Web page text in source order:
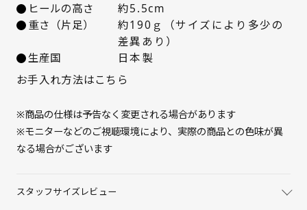
ヒールの高さ
約5.5cm
重さ（片足）
約190ｇ（サイズにより多少の
差異あり）
生産国
日本製
お手入れ方法はこちら
※商品の仕様は予告なく変更される場合があります
※モニターなどのご視聴環境により、実際の商品との色味が異
なる場合がございます
スタッフサイズレビュー